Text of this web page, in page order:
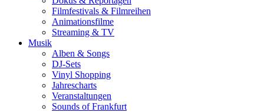
Filmfestivals & Filmreihen
Animationsfilme
Streaming & TV
Musik
Alben & Songs
DJ-Sets
Vinyl Shopping
Jahrescharts
Veranstaltungen
Sounds of Frankfurt